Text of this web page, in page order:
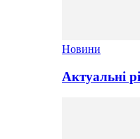
Новини
Актуальні